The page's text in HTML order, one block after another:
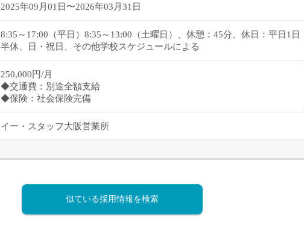
2025年09月01日〜2026年03月31日
8:35～17:00（平日）8:35～13:00（土曜日）、休憩：45分、休日：平日1日
半休、日・祝日、その他学校スケジュールによる
250,000円/月
◆交通費：別途全額支給
◆保険：社会保険完備
イー・スタッフ大阪営業所
似ている採用情報を検索